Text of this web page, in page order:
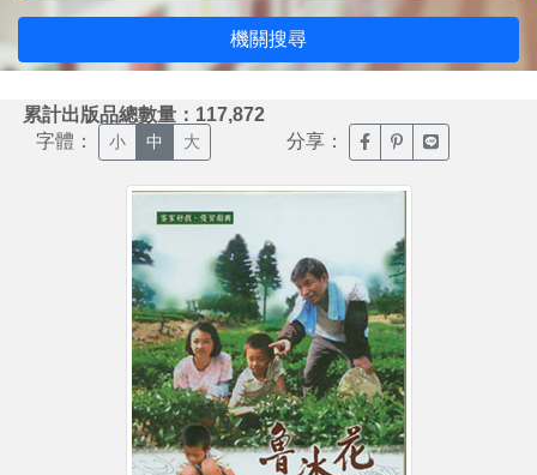
機關搜尋
累計出版品總數量：117,872
字體： 小 中 大 分享： 臉書分享(另開新視窗)
噗浪分享(另開新
Line分享(另